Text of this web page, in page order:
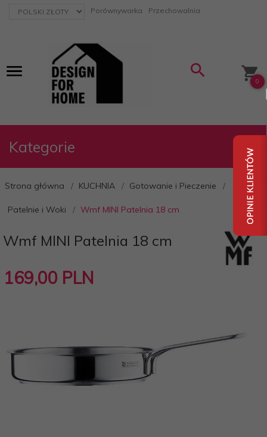
currency_h Porównywarka Przechowalnia
0
Kategorie
Strona główna KUCHNIA Gotowanie i Pieczenie
Patelnie i Woki Wmf MINI Patelnia 18 cm
Wmf MINI Patelnia 18 cm
169,00 PLN